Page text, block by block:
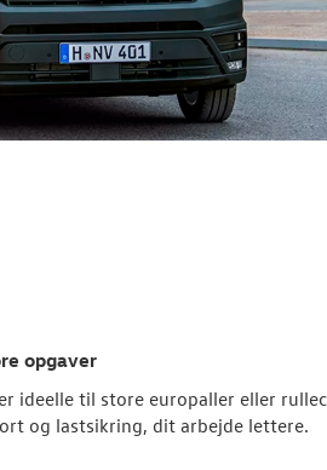
opgaver
ideelle til store europaller eller
og lastsikring, dit arbejde lettere.